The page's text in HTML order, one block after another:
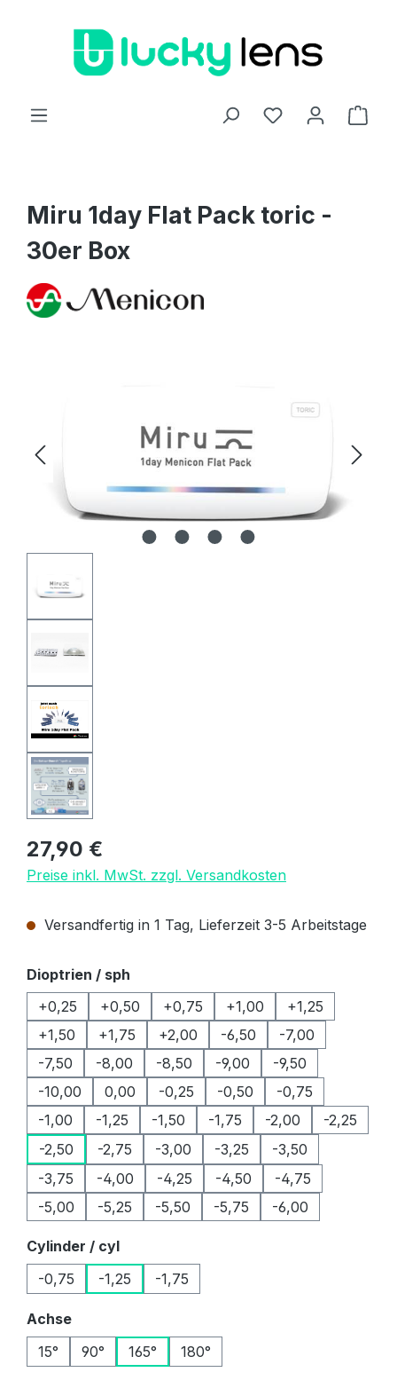
Miru 1day Flat Pack toric -
30er Box
Regulärer Preis:
27,90 €
Preise inkl. MwSt. zzgl. Versandkosten
Versandfertig in 1 Tag, Lieferzeit 3-5 Arbeitstage
Dioptrien / sph
+0,25
+0,50 +0,75 +1,00
+1,25
+1,50
+1,75 +2,00 -6,50
-7,00
-7,50
-8,00 -8,50 -9,00
-9,50
-10,00
0,00 -0,25 -0,50
-0,75
-1,00
-1,25 -1,50 -1,75 -2,00
-2,25
-2,50
-2,75 -3,00 -3,25
-3,50
-3,75
-4,00 -4,25 -4,50
-4,75
-5,00
-5,25 -5,50 -5,75 -6,00
Cylinder / cylauswählen
-0,75
-1,25 -1,75
Achseauswählen
15°
90° 165° 180°